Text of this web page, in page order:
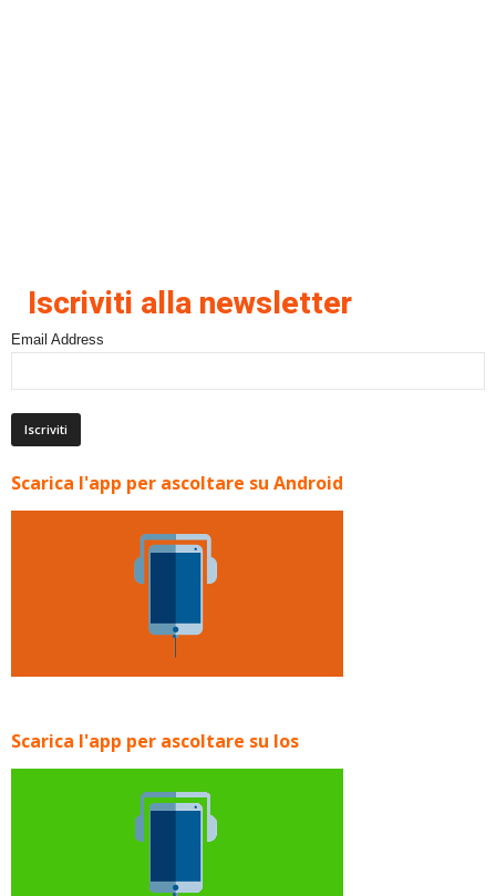
Iscriviti alla newsletter
Email Address
Scarica l'app per ascoltare su Android
Scarica l'app per ascoltare su Ios